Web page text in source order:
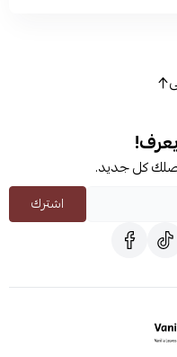
كل جديد.
اشترك